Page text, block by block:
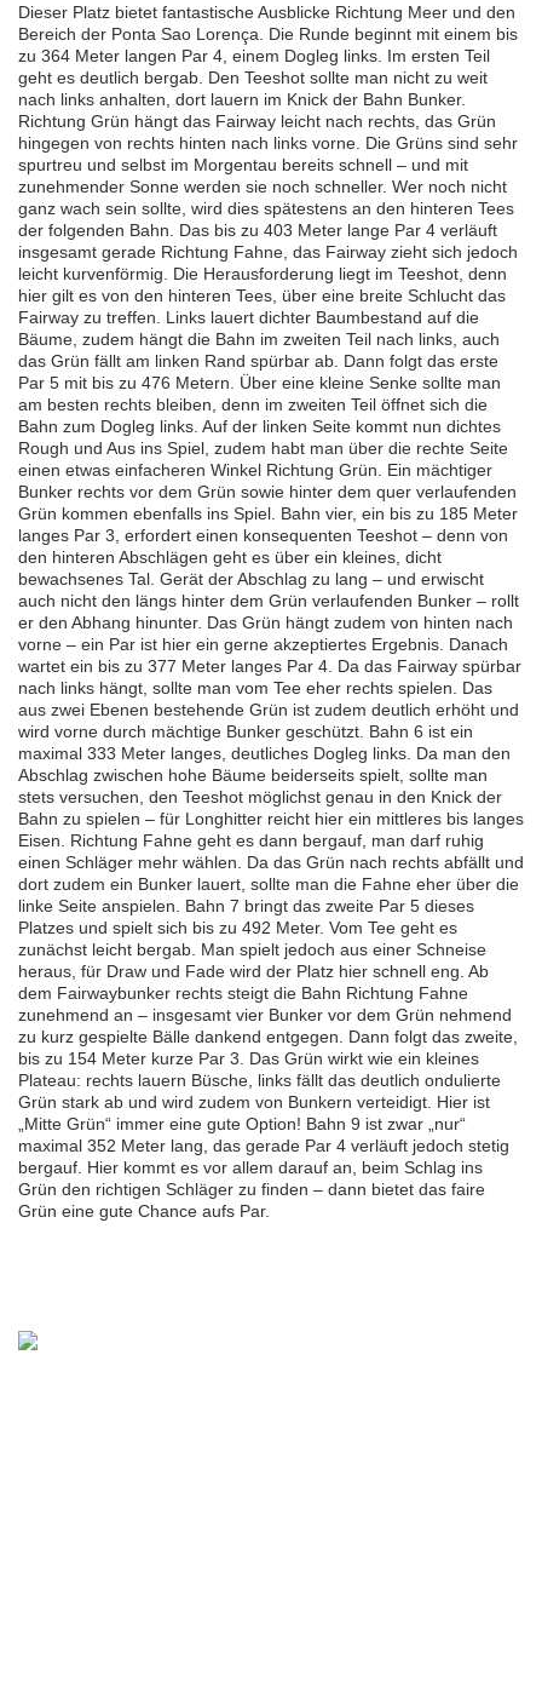
Dieser Platz bietet fantastische Ausblicke Richtung Meer und den
Bereich der Ponta Sao Lorença. Die Runde beginnt mit einem bis
zu 364 Meter langen Par 4, einem Dogleg links. Im ersten Teil
geht es deutlich bergab. Den Teeshot sollte man nicht zu weit
nach links anhalten, dort lauern im Knick der Bahn Bunker.
Richtung Grün hängt das Fairway leicht nach rechts, das Grün
hingegen von rechts hinten nach links vorne. Die Grüns sind sehr
spurtreu und selbst im Morgentau bereits schnell – und mit
zunehmender Sonne werden sie noch schneller. Wer noch nicht
ganz wach sein sollte, wird dies spätestens an den hinteren Tees
der folgenden Bahn. Das bis zu 403 Meter lange Par 4 verläuft
insgesamt gerade Richtung Fahne, das Fairway zieht sich jedoch
leicht kurvenförmig. Die Herausforderung liegt im Teeshot, denn
hier gilt es von den hinteren Tees, über eine breite Schlucht das
Fairway zu treffen. Links lauert dichter Baumbestand auf die
Bäume, zudem hängt die Bahn im zweiten Teil nach links, auch
das Grün fällt am linken Rand spürbar ab. Dann folgt das erste
Par 5 mit bis zu 476 Metern. Über eine kleine Senke sollte man
am besten rechts bleiben, denn im zweiten Teil öffnet sich die
Bahn zum Dogleg links. Auf der linken Seite kommt nun dichtes
Rough und Aus ins Spiel, zudem habt man über die rechte Seite
einen etwas einfacheren Winkel Richtung Grün. Ein mächtiger
Bunker rechts vor dem Grün sowie hinter dem quer verlaufenden
Grün kommen ebenfalls ins Spiel. Bahn vier, ein bis zu 185 Meter
langes Par 3, erfordert einen konsequenten Teeshot – denn von
den hinteren Abschlägen geht es über ein kleines, dicht
bewachsenes Tal. Gerät der Abschlag zu lang – und erwischt
auch nicht den längs hinter dem Grün verlaufenden Bunker – rollt
er den Abhang hinunter. Das Grün hängt zudem von hinten nach
vorne – ein Par ist hier ein gerne akzeptiertes Ergebnis. Danach
wartet ein bis zu 377 Meter langes Par 4. Da das Fairway spürbar
nach links hängt, sollte man vom Tee eher rechts spielen. Das
aus zwei Ebenen bestehende Grün ist zudem deutlich erhöht und
wird vorne durch mächtige Bunker geschützt. Bahn 6 ist ein
maximal 333 Meter langes, deutliches Dogleg links. Da man den
Abschlag zwischen hohe Bäume beiderseits spielt, sollte man
stets versuchen, den Teeshot möglichst genau in den Knick der
Bahn zu spielen – für Longhitter reicht hier ein mittleres bis langes
Eisen. Richtung Fahne geht es dann bergauf, man darf ruhig
einen Schläger mehr wählen. Da das Grün nach rechts abfällt und
dort zudem ein Bunker lauert, sollte man die Fahne eher über die
linke Seite anspielen. Bahn 7 bringt das zweite Par 5 dieses
Platzes und spielt sich bis zu 492 Meter. Vom Tee geht es
zunächst leicht bergab. Man spielt jedoch aus einer Schneise
heraus, für Draw und Fade wird der Platz hier schnell eng. Ab
dem Fairwaybunker rechts steigt die Bahn Richtung Fahne
zunehmend an – insgesamt vier Bunker vor dem Grün nehmend
zu kurz gespielte Bälle dankend entgegen. Dann folgt das zweite,
bis zu 154 Meter kurze Par 3. Das Grün wirkt wie ein kleines
Plateau: rechts lauern Büsche, links fällt das deutlich ondulierte
Grün stark ab und wird zudem von Bunkern verteidigt. Hier ist
„Mitte Grün“ immer eine gute Option! Bahn 9 ist zwar „nur“
maximal 352 Meter lang, das gerade Par 4 verläuft jedoch stetig
bergauf. Hier kommt es vor allem darauf an, beim Schlag ins
Grün den richtigen Schläger zu finden – dann bietet das faire
Grün eine gute Chance aufs Par.